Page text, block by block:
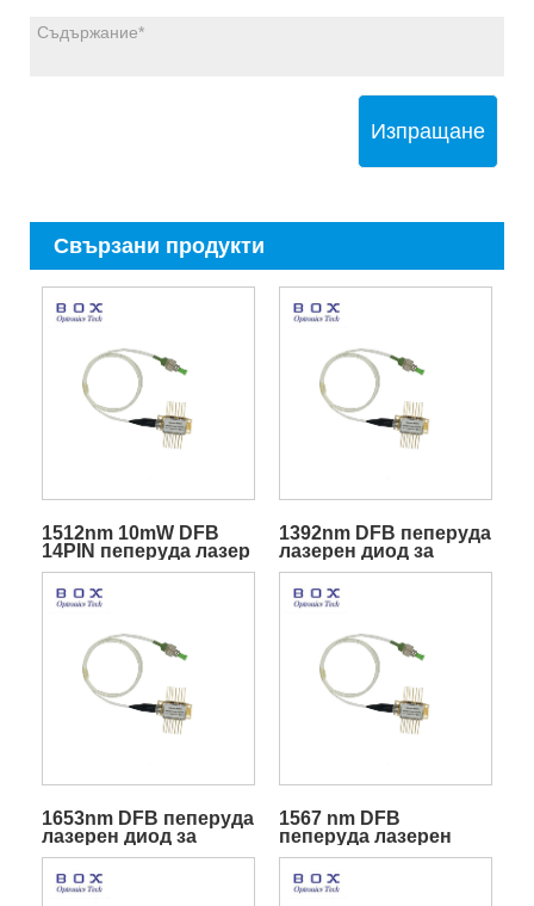
Изпращане
Свързани продукти
1512nm 10mW DFB
14PIN пеперуда лазер
за NH3 сензор
1392nm DFB пеперуда
лазерен диод за
откриване на влага
H2O
1653nm DFB пеперуда
лазерен диод за
откриване на CH4
1567 nm DFB
пеперуда лазерен
диод за откриване на
CO